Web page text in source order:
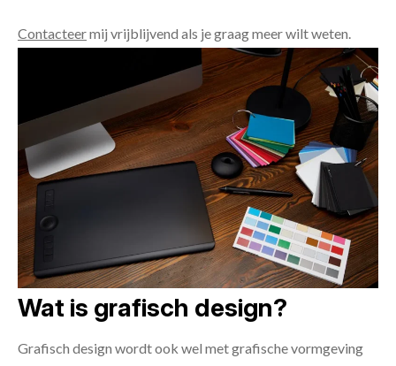
Contacteermij vrijblijvend als je graag meer wilt weten.
Wat is grafisch design?
Grafisch design wordt ook wel met grafische vormgeving